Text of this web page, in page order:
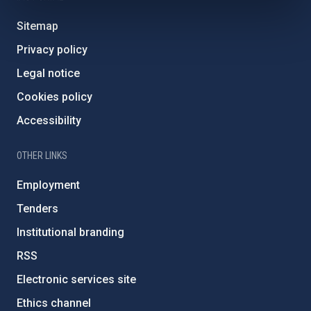
Sitemap
Privacy policy
Legal notice
Cookies policy
Accessibility
OTHER LINKS
Employment
Tenders
Institutional branding
RSS
Electronic services site
Ethics channel